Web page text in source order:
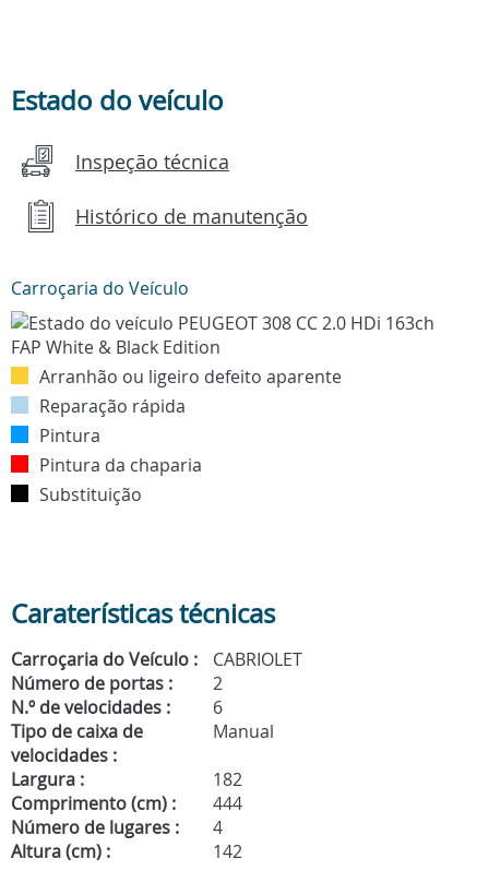
Estado do veículo
Inspeção técnica
Histórico de manutenção
Carroçaria do Veículo
Arranhão ou ligeiro defeito aparente
Reparação rápida
Pintura
Pintura da chaparia
Substituição
Caraterísticas técnicas
Carroçaria do Veículo :
CABRIOLET
Número de portas :
2
N.º de velocidades :
6
Tipo de caixa de
velocidades :
Manual
Largura :
182
Comprimento (cm) :
444
Número de lugares :
4
Altura (cm) :
142